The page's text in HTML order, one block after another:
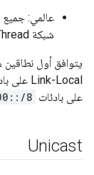
عالمي: جميع
شبكة Thread
Link-Local على بادئات
على بادئات 8
Unicast